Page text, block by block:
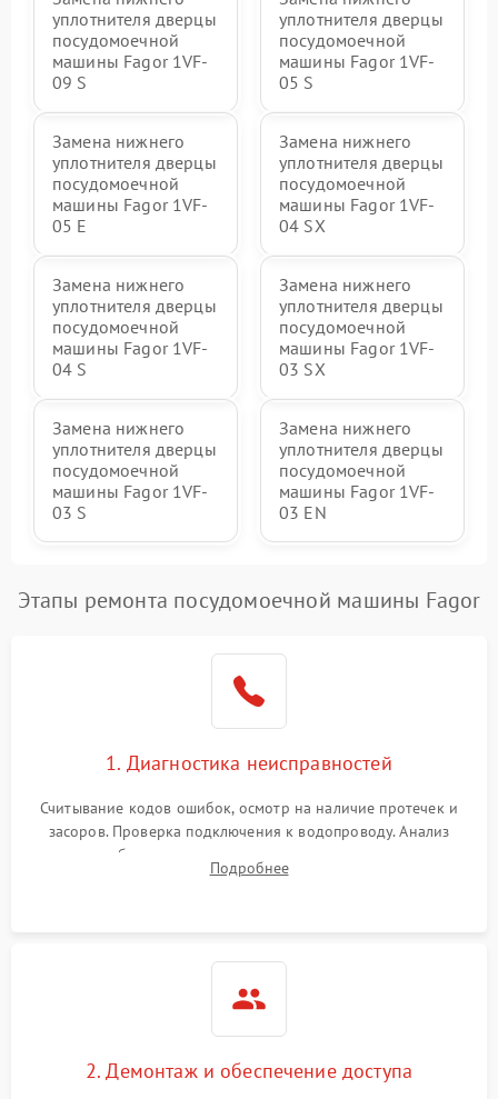
уплотнителя дверцы
посудомоечной
машины Fagor 1VF-
09 S
уплотнителя дверцы
посудомоечной
машины Fagor 1VF-
05 S
Замена нижнего
уплотнителя дверцы
посудомоечной
машины Fagor 1VF-
05 E
Замена нижнего
уплотнителя дверцы
посудомоечной
машины Fagor 1VF-
04 SX
Замена нижнего
уплотнителя дверцы
посудомоечной
машины Fagor 1VF-
04 S
Замена нижнего
уплотнителя дверцы
посудомоечной
машины Fagor 1VF-
03 SX
Замена нижнего
уплотнителя дверцы
посудомоечной
машины Fagor 1VF-
03 S
Замена нижнего
уплотнителя дверцы
посудомоечной
машины Fagor 1VF-
03 EN
Этапы ремонта посудомоечной машины Fagor
1. Диагностика неисправностей
Считывание кодов ошибок, осмотр на наличие протечек и
засоров. Проверка подключения к водопроводу. Анализ
жалоб на отсутствие слива, нагрева, вращения
разбрызгивателей или срабатывание системы защиты
Подробнее
2. Демонтаж и обеспечение доступа